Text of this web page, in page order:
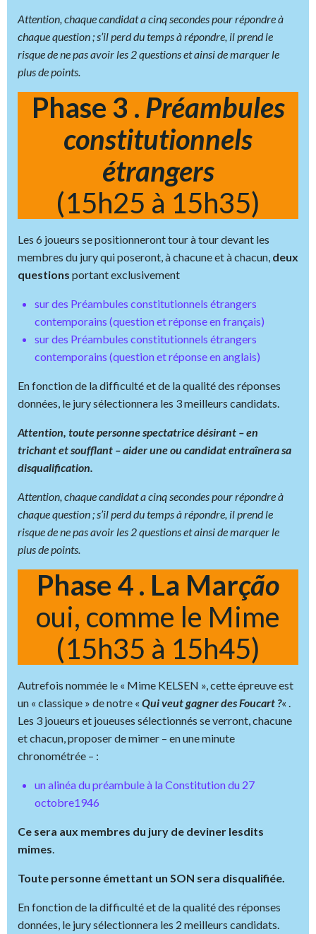
Attention, chaque candidat a cinq secondes pour répondre à
chaque question ; s’il perd du temps à répondre, il prend le
risque de ne pas avoir les 2 questions et ainsi de marquer le
plus de points.
Phase 3 . Préambules
constitutionnels
étrangers
(15h25 à 15h35)
Les 6 joueurs se positionneront tour à tour devant les
membres du jury qui poseront, à chacune et à chacun, deux
questions portant exclusivement
sur des Préambules constitutionnels étrangers
contemporains (question et réponse en français)
sur des Préambules constitutionnels étrangers
contemporains (question et réponse en anglais)
En fonction de la difficulté et de la qualité des réponses
données, le jury sélectionnera les 3 meilleurs candidats.
Attention, toute personne spectatrice désirant – en
trichant et soufflant – aider une ou candidat entraînera sa
disqualification.
Attention, chaque candidat a cinq secondes pour répondre à
chaque question ; s’il perd du temps à répondre, il prend le
risque de ne pas avoir les 2 questions et ainsi de marquer le
plus de points.
Phase 4 . La Marção
oui, comme le Mime
(15h35 à 15h45)
Autrefois nommée le « Mime KELSEN », cette épreuve est
un « classique » de notre « Qui veut gagner des Foucart ?« .
Les 3 joueurs et joueuses sélectionnés se verront, chacune
et chacun, proposer de mimer – en une minute
chronométrée – :
un alinéa du préambule à la Constitution du 27
octobre1946
Ce sera aux membres du jury de deviner lesdits
mimes
Toute personne émettant un SON sera disqualifiée.
En fonction de la difficulté et de la qualité des réponses
données, le jury sélectionnera les 2 meilleurs candidats.